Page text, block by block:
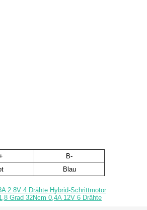
B-
Blau
2.8V 4 Drähte Hybrid-Schrittmotor
Grad 32Ncm 0,4A 12V 6 Drähte